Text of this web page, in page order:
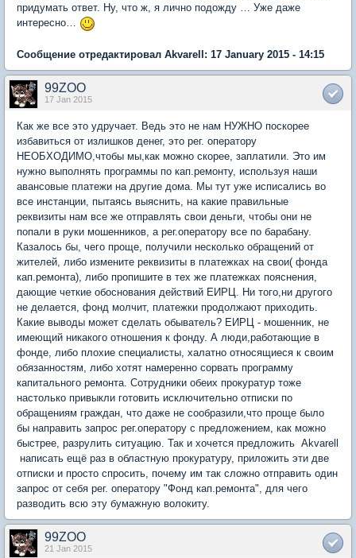
придумать ответ. Ну, что ж, я лично подожду … Уже даже
интересно…
Сообщение отредактировал Akvarell: 17 January 2015 - 14:15
99ZOO
17 Jan 2015
Как же все это удручает. Ведь это не нам НУЖНО поскорее
избавиться от излишков денег, это рег. оператору
НЕОБХОДИМО,чтобы мы,как можно скорее, заплатили. Это им
нужно выполнять программы по кап.ремонту, используя наши
авансовые платежи на другие дома. Мы тут уже исписались во
все инстанции, пытаясь выяснить, на какие правильные
реквизиты нам все же отправлять свои деньги, чтобы они не
попали в руки мошенников, а рег.оператору все по барабану.
Казалось бы, чего проще, получили несколько обращений от
жителей, либо измените реквизиты в платежках на свои( фонда
кап.ремонта), либо пропишите в тех же платежках пояснения,
дающие четкие обоснования действий ЕИРЦ. Ни того,ни другого
не делается, фонд молчит, платежки продолжают приходить.
Какие выводы может сделать обыватель? ЕИРЦ - мошенник, не
имеющий никакого отношения к фонду. А люди,работающие в
фонде, либо плохие специалисты, халатно относящиеся к своим
обязанностям, либо хотят намеренно сорвать программу
капитального ремонта. Сотрудники обеих прокуратур тоже
настолько привыкли готовить исключительно отписки по
обращениям граждан, что даже не сообразили,что проще было
бы направить запрос рег.оператору с предложением, как можно
быстрее, разрулить ситуацию. Так и хочется предложить Akvarell
написать ещё раз в областную прокуратуру, приложить эти две
отписки и просто спросить, почему им так сложно отправить один
запрос от себя рег. оператору "Фонд кап.ремонта", для чего
разводить всю эту бумажную волокиту.
99ZOO
21 Jan 2015